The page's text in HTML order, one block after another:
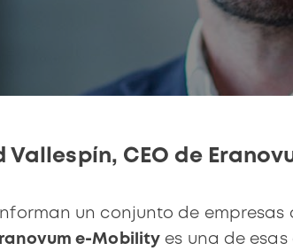
Vallespín, CEO de
un conjunto de
e-Mobility es una de